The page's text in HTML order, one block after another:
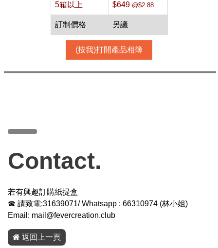
5箱以上 $649@$2.88
訂制價格 另議
(按我)打開產品相簿
Contact.
若有興趣訂購紙提盒
☎ 請致電:31639071/ Whatsapp : 66310974 (林小姐 )
Email: mail@fevercreation.club
返回上一頁